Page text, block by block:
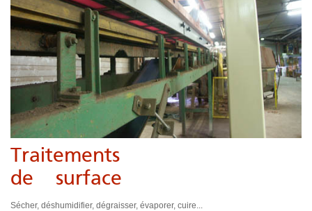
Traitements
de surface
Sécher, déshumidifier, dégraisser, évaporer, cuire...